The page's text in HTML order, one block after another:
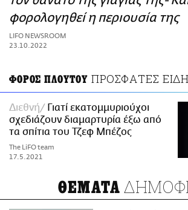
ΑΜΠΑ
PRINT
φορολογηθεί η περιουσία της
LIFO NEWSROOM
23.10.2022
ΦΟΡΟΣ ΠΛΟΥΤΟΥ ΠΡΟΣΦΑΤΕΣ
Διεθνή
Γιατί εκατομμυριούχοι
σχεδιάζουν διαμαρτυρία έξω από
τα σπίτια του Τζεφ Μπέζος
The LiFO team
17.5.2021
ΘΕΜΑΤΑ